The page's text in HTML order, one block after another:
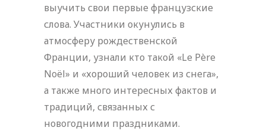
выучить свои первые французские
слова. Участники окунулись в
атмосферу рождественской
Франции, узнали кто такой «Le Père
Noël» и «хороший человек из снега»,
а также много интересных фактов и
традиций, связанных с
новогодними праздниками.